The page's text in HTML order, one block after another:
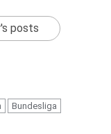
posts
Bundesliga